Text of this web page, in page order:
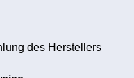
des Herstellers